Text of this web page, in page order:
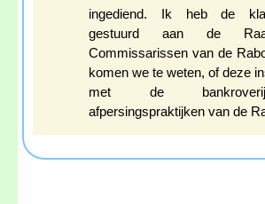
ingediend. Ik heb de
gestuurd aan de
Commissarissen van de
komen we te weten, of deze
met de
afpersingspraktijken van de